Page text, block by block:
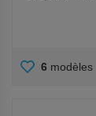
AJOUTER
6 modèles